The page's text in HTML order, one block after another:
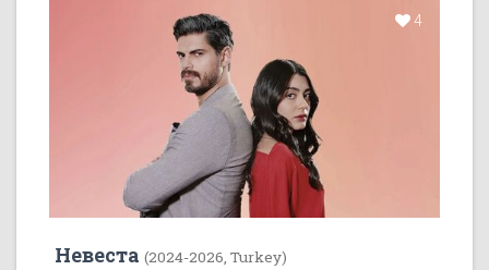
4
Невеста (2024-2026, Turkey)